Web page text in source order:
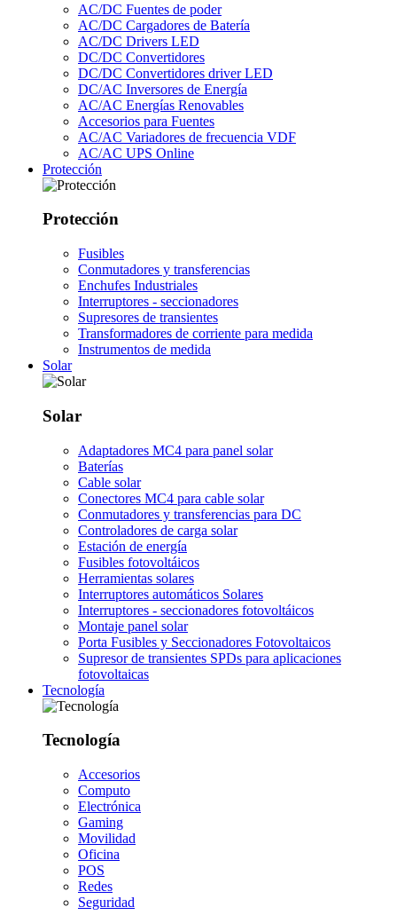
AC/DC Fuentes de poder
AC/DC Cargadores de Batería
AC/DC Drivers LED
DC/DC Convertidores
DC/DC Convertidores driver LED
DC/AC Inversores de Energía
AC/AC Energías Renovables
Accesorios para Fuentes
AC/AC Variadores de frecuencia VDF
AC/AC UPS Online
Protección
Protección
Fusibles
Conmutadores y transferencias
Enchufes Industriales
Interruptores - seccionadores
Supresores de transientes
Transformadores de corriente para medida
Instrumentos de medida
Solar
Solar
Adaptadores MC4 para panel solar
Baterías
Cable solar
Conectores MC4 para cable solar
Conmutadores y transferencias para DC
Controladores de carga solar
Estación de energía
Fusibles fotovoltáicos
Herramientas solares
Interruptores automáticos Solares
Interruptores - seccionadores fotovoltáicos
Montaje panel solar
Porta Fusibles y Seccionadores Fotovoltaicos
Supresor de transientes SPDs para aplicaciones
fotovoltaicas
Tecnología
Tecnología
Accesorios
Computo
Electrónica
Gaming
Movilidad
Oficina
POS
Redes
Seguridad